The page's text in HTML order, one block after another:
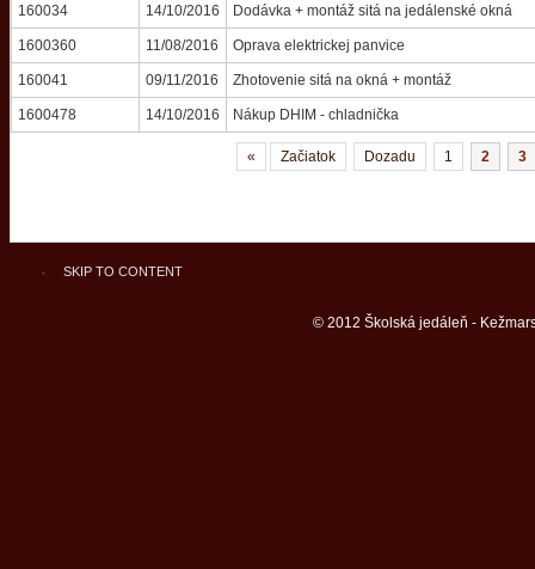
160034 14/10/2016 Dodávka + montáž sitá na jedálenské okná
1600360 11/08/2016 Oprava elektrickej panvice
160041 09/11/2016 Zhotovenie sitá na okná + montáž
1600478 14/10/2016 Nákup DHIM - chladnička
« Začiatok Dozadu 1 2 3
SKIP TO CONTENT
© 2012 Školská jedáleň -